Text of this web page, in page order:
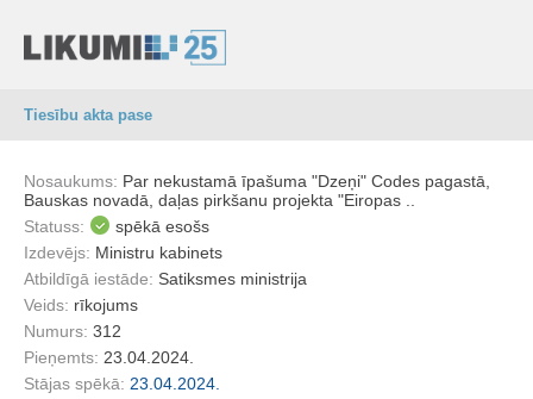
Tiesību akta pase
Nosaukums: Par nekustamā īpašuma "Dzeņi" Codes pagastā,
Bauskas novadā, daļas pirkšanu projekta "Eiropas ..
Statuss:
spēkā esošs
Izdevējs: Ministru kabinets
Atbildīgā iestāde: Satiksmes ministrija
Veids: rīkojums
Numurs: 312
Pieņemts: 23.04.2024.
Stājas spēkā: 23.04.2024.